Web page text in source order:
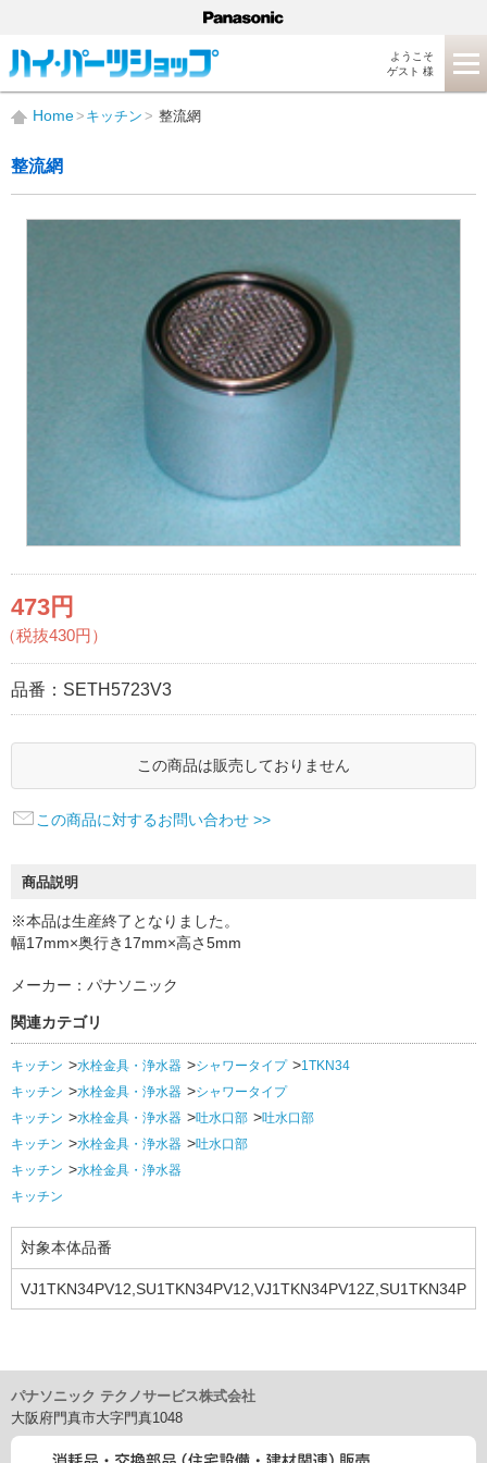
ようこそ
ゲスト 様
Home キッチン 整流網
整流網
473円
（税抜430円）
品番： SETH5723V3
この商品は販売しておりません
この商品に対するお問い合わせ >>
商品説明
※本品は生産終了となりました。
幅17mm×奥行き17mm×高さ5mm
メーカー：パナソニック
関連カテゴリ
キッチン 水栓金具・浄水器 シャワータイプ
1TKN34
キッチン
水栓金具・浄水器
シャワータイプ
キッチン
水栓金具・浄水器 吐水口部
吐水口部
キッチン
水栓金具・浄水器
吐水口部
キッチン
水栓金具・浄水器
キッチン
対象本体品番
VJ1TKN34PV12,SU1TKN34PV12,VJ1TKN34PV12Z,SU1TKN34P
V12Z
パナソニック テクノサービス株式会社
大阪府門真市大字門真1048